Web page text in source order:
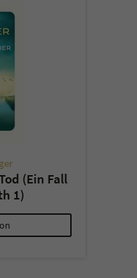
(Ein Fall
1)